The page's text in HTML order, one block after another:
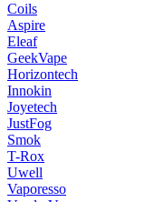
Coils
Aspire
Eleaf
GeekVape
Horizontech
Innokin
Joyetech
JustFog
Smok
T-Rox
Uwell
Vaporesso